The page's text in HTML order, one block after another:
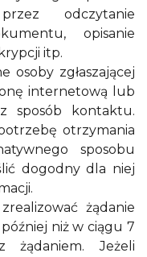
odczytanie
opisanie
itp.
osoby zgłaszającej
internetową lub
sposób kontaktu.
otrzymania
sposobu
dogodny dla niej
żądanie
niż w ciągu 7
Jeżeli